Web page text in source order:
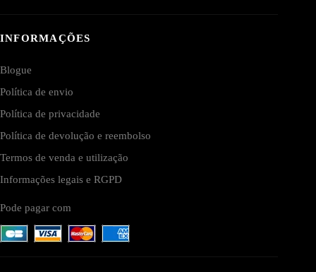
INFORMAÇÕES
Blogue
Política de envio
Política de privacidade
Política de devolução e reembolso
Termos de venda e utilização
Informações legais e RGPD
Pode pagar com